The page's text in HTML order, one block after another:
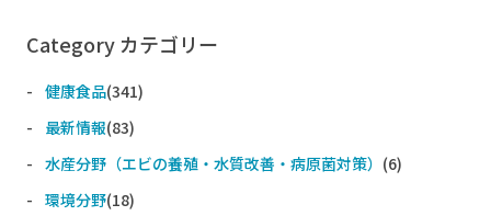
Category カテゴリー
健康食品(341)
最新情報(83)
水産分野（エビの養殖・水質改善・病原菌対策） (6)
環境分野(18)